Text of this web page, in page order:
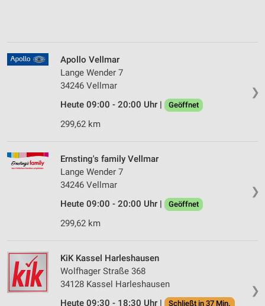
❯
Apollo Vellmar
Lange Wender 7
34246 Vellmar
Heute 09:00 - 20:00 Uhr |
Geöffnet
299,62 km
❯
Ernsting's family Vellmar
Lange Wender 7
34246 Vellmar
Heute 09:00 - 20:00 Uhr |
Geöffnet
299,62 km
❯
KiK Kassel Harleshausen
Wolfhager Straße 368
34128 Kassel Harleshausen
Heute 09:30 - 18:30 Uhr |
Schließt in 37 Min.